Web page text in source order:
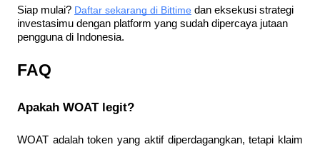
Siap mulai? Daftar sekarang di Bittime dan eksekusi strategi
investasimu dengan platform yang sudah dipercaya jutaan
pengguna di Indonesia.
FAQ
Apakah WOAT legit?
WOAT adalah token yang aktif diperdagangkan, tetapi klaim